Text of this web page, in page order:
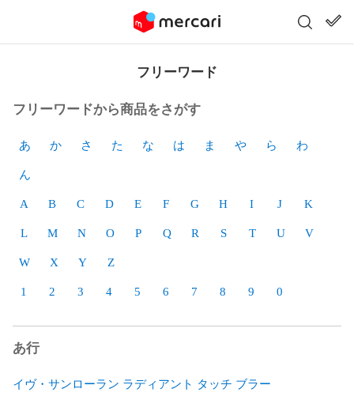
フリーワード
フリーワードから商品をさがす
あ か さ た な は ま や ら わ
ん
A B C D E F G H I J K
L M N O P Q R S T U V
W X Y Z
1 2 3 4 5 6 7 8 9 0
あ行
イヴ・サンローラン ラディアント タッチ ブラー